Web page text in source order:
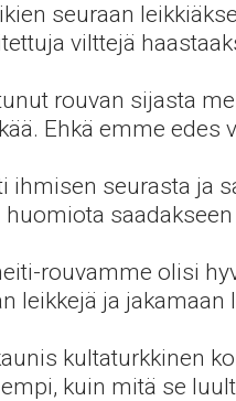
seuraan
vilttejä
rouvan sijasta
Ehkä emme
ihmisen seurasta ja
rouvamme olisi
leikkejä ja
kultaturkkinen
kuin mitä se